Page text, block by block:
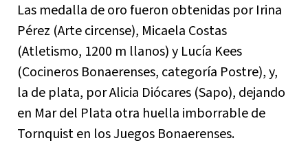
Las medalla de oro fueron obtenidas por Irina
Pérez (Arte circense), Micaela Costas
(Atletismo, 1200 m llanos) y Lucía Kees
(Cocineros Bonaerenses, categoría Postre), y,
la de plata, por Alicia Diócares (Sapo), dejando
en Mar del Plata otra huella imborrable de
Tornquist en los Juegos Bonaerenses.